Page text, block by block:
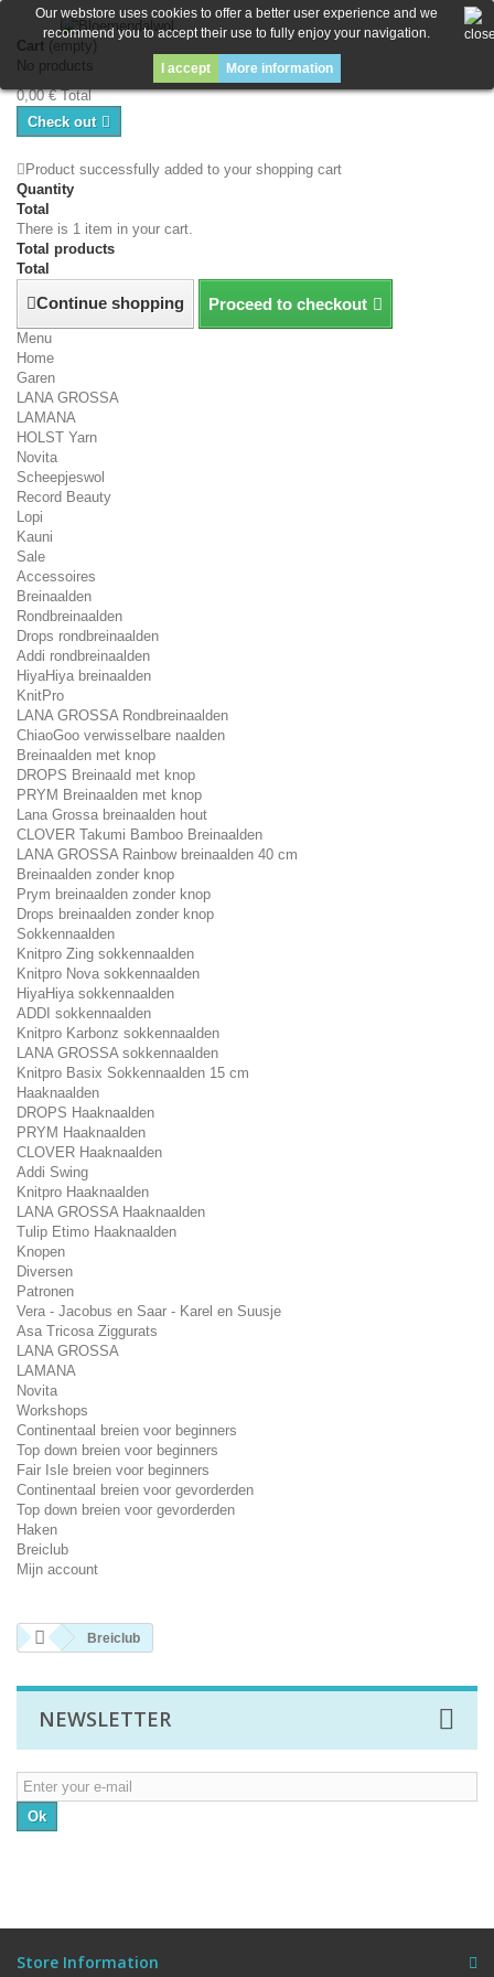
Cart (empty)
No products
0,00 € Total
Check out
Product successfully added to your shopping cart
Quantity
Total
There is 1 item in your cart.
Total products
Total
Continue shopping Proceed to checkout
Menu
Home
Garen
LANA GROSSA
LAMANA
HOLST Yarn
Novita
Scheepjeswol
Record Beauty
Lopi
Kauni
Sale
Accessoires
Breinaalden
Rondbreinaalden
Drops rondbreinaalden
Addi rondbreinaalden
HiyaHiya breinaalden
KnitPro
LANA GROSSA Rondbreinaalden
ChiaoGoo verwisselbare naalden
Breinaalden met knop
DROPS Breinaald met knop
PRYM Breinaalden met knop
Lana Grossa breinaalden hout
CLOVER Takumi Bamboo Breinaalden
LANA GROSSA Rainbow breinaalden 40 cm
Breinaalden zonder knop
Prym breinaalden zonder knop
Drops breinaalden zonder knop
Sokkennaalden
Knitpro Zing sokkennaalden
Knitpro Nova sokkennaalden
HiyaHiya sokkennaalden
ADDI sokkennaalden
Knitpro Karbonz sokkennaalden
LANA GROSSA sokkennaalden
Knitpro Basix Sokkennaalden 15 cm
Haaknaalden
DROPS Haaknaalden
PRYM Haaknaalden
CLOVER Haaknaalden
Addi Swing
Knitpro Haaknaalden
LANA GROSSA Haaknaalden
Tulip Etimo Haaknaalden
Knopen
Diversen
Patronen
Vera - Jacobus en Saar - Karel en Suusje
Asa Tricosa Ziggurats
LANA GROSSA
LAMANA
Novita
Workshops
Continentaal breien voor beginners
Top down breien voor beginners
Fair Isle breien voor beginners
Continentaal breien voor gevorderden
Top down breien voor gevorderden
Haken
Breiclub
Mijn account
Our webstore uses cookies to offer a better user experience and we
recommend you to accept their use to fully enjoy your navigation.
I accept More information
Breiclub
NEWSLETTER
Ok
Store Information